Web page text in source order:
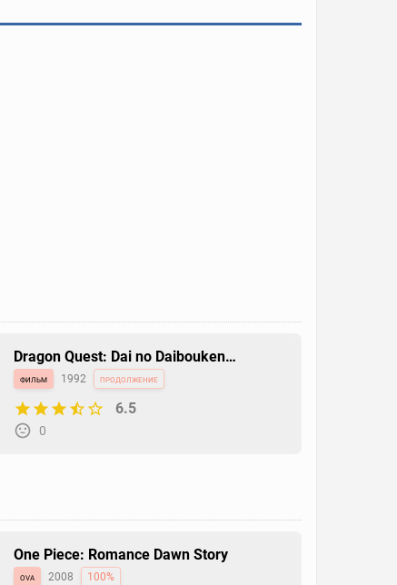
Dragon Quest: Dai no Daibouken
Tachiagare!! Aban no Shito
фильм 1992 продолжение
6.5
0
One Piece: Romance Dawn Story
ova 2008 100%